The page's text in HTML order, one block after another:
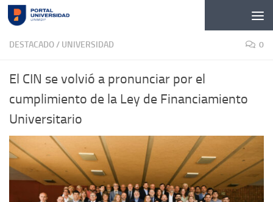
Skip to content
DESTACADO/ UNIVERSIDAD 0
El CIN se volvió a pronunciar por el
cumplimiento de la Ley de Financiamiento
Universitario